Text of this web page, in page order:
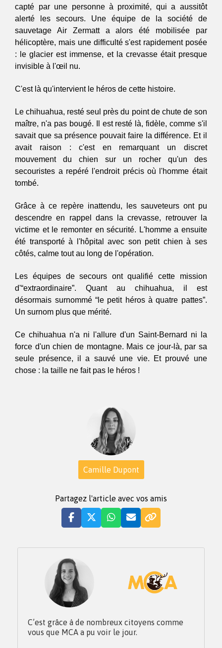
capté par une personne à proximité, qui a aussitôt
alerté les secours. Une équipe de la société de
sauvetage Air Zermatt a alors été mobilisée par
hélicoptère, mais une difficulté s'est rapidement posée
: le glacier est immense, et la crevasse était presque
invisible à l'œil nu.
C'est là qu'intervient le héros de cette histoire.
Le chihuahua, resté seul près du point de chute de son
maître, n'a pas bougé. Il est resté là, fidèle, comme s'il
savait que sa présence pouvait faire la différence. Et il
avait raison : c'est en remarquant un discret
mouvement du chien sur un rocher qu'un des
secouristes a repéré l'endroit précis où l'homme était
tombé.
Grâce à ce repère inattendu, les sauveteurs ont pu
descendre en rappel dans la crevasse, retrouver la
victime et le remonter en sécurité. L'homme a ensuite
été transporté à l'hôpital avec son petit chien à ses
côtés, calme tout au long de l'opération.
Les équipes de secours ont qualifié cette mission
d'“extraordinaire”. Quant au chihuahua, il est
désormais surnommé “le petit héros à quatre pattes”.
Un surnom plus que mérité.
Ce chihuahua n'a ni l'allure d'un Saint-Bernard ni la
force d'un chien de montagne. Mais ce jour-là, par sa
seule présence, il a sauvé une vie. Et prouvé une
chose : la taille ne fait pas le héros !
Camille Dupont
Partagez l'article avec vos amis
C’est grâce à de nombreux citoyens comme
vous que MCA a pu voir le jour.